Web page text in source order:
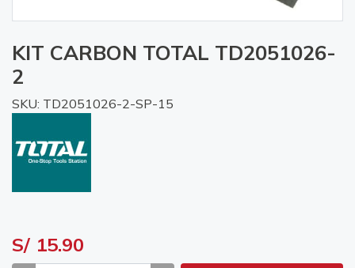
KIT CARBON TOTAL TD2051026-
2
SKU: TD2051026-2-SP-15
S/ 15.90